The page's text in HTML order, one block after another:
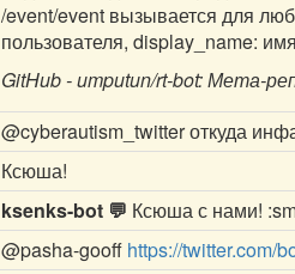
/event/event вызывается для
пользователя, display_name:
GitHub - umputun/rt-bot: Мета-
@cyberautism_twitterоткуда
Ксюша!
ksenks-bot 💬 Ксюша с нами!
@pasha-gooff https://twitter.com/